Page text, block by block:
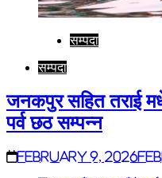
सम्पदा
सम्पदा
जनकपुर सहित तराई
पर्व छठ सम्पन्न
February 9, 2026